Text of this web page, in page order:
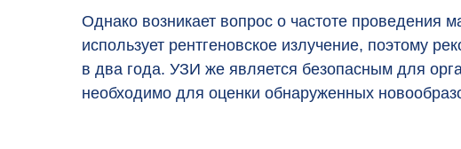
Однако возникает вопрос о частоте
использует рентгеновское излучение, поэтому
в два года. УЗИ же является безопасным для
необходимо для оценки обнаруженных